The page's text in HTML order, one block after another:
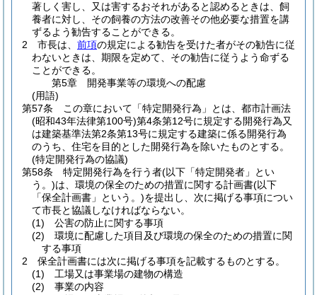
著しく害し、又は害するおそれがあると認めるときは、飼
養者に対し、その飼養の方法の改善その他必要な措置を講
ずるよう勧告することができる。
2
市長は、 前項の規定による勧告を受けた者がその勧告に従
わないときは、期限を定めて、その勧告に従うよう命ずる
ことができる。
第5章
開発事業等の環境への配慮
(用語)
第57条
この章において「特定開発行為」とは、都市計画法
(昭和43年法律第100号)第4条第12号に規定する開発行為又
は建築基準法第2条第13号に規定する建築に係る開発行為
のうち、住宅を目的とした開発行為を除いたものとする。
(特定開発行為の協議)
第58条
特定開発行為を行う者(以下「特定開発者」とい
う。)は、環境の保全のための措置に関する計画書(以下
「保全計画書」という。)を提出し、次に掲げる事項につい
て市長と協議しなければならない。
(1)
公害の防止に関する事項
(2)
環境に配慮した項目及び環境の保全のための措置に関
する事項
2
保全計画書には次に掲げる事項を記載するものとする。
(1)
工場又は事業場の建物の構造
(2)
事業の内容